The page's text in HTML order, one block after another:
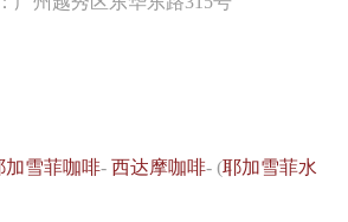
加雪菲咖啡-西达摩咖啡- (耶加雪菲水